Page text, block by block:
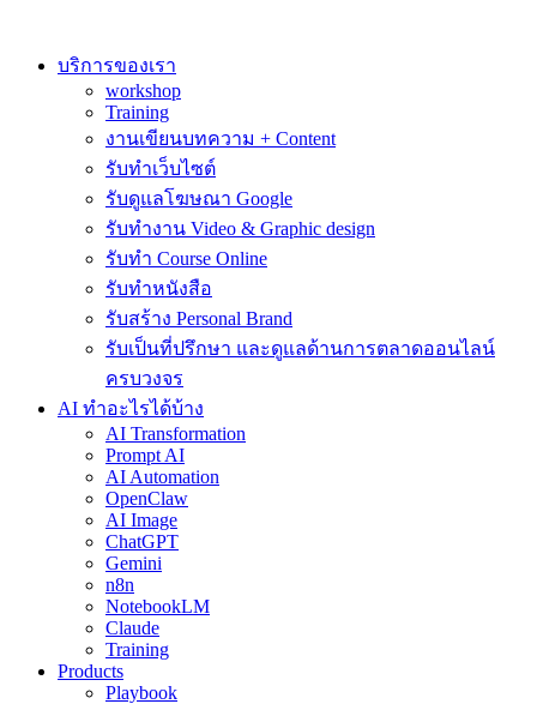
contentบริการของเรา
workshop
Training
งานเขียนบทความ + Content
รับทำเว็บไซต์
รับดูแลโฆษณา Google
รับทำงาน Video & Graphic design
รับทำ Course Online
รับทำหนังสือ
รับสร้าง Personal Brand
รับเป็นที่ปรึกษา และดูแลด้านการตลาดออนไลน์
ครบวงจร
AI ทำอะไรได้บ้าง
AI Transformation
Prompt AI
AI Automation
OpenClaw
AI Image
ChatGPT
Gemini
n8n
NotebookLM
Claude
Training
Products
Playbook